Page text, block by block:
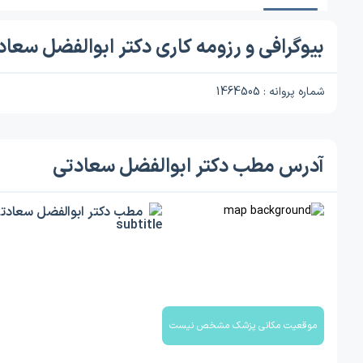
بیوگرافی و رزومه کاری دکتر ابوالفضل
شماره پروانه : 1464505
آدرس مطب دکتر ابوالفضل سعادتی
موقعیت مکانی پزشک مشخص نیست
مطب دکتر ابوالفضل